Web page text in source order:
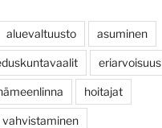
aluevaltuusto asuminen
eriarvoisuus
hoitajat
vahvistaminen